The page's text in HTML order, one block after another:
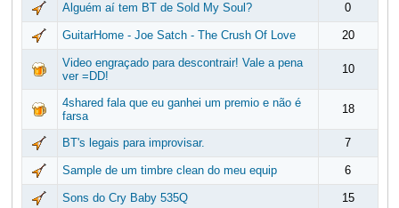
Alguém aí tem BT de Sold My Soul? 0
GuitarHome - Joe Satch - The Crush Of Love 20
Video engraçado para descontrair! Vale a pena
ver =DD!
10
4shared fala que eu ganhei um premio e não é
farsa
18
BT's legais para improvisar. 7
Sample de um timbre clean do meu equip 6
Sons do Cry Baby 535Q 15